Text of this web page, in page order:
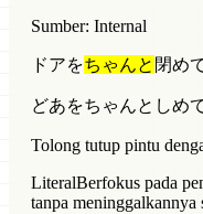
Sumber: Internal
ドアをちゃんと 閉め
どあをちゃんとしめ
Tolong tutup pintu
LiteralBerfokus pada
tanpa meninggalkannya